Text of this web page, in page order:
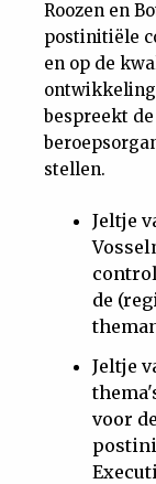
Roozen en
postinitiële
en op de
bespreekt
stellen.
Jeltje
de
Jeltje
voor